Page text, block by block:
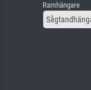
Ramhängare